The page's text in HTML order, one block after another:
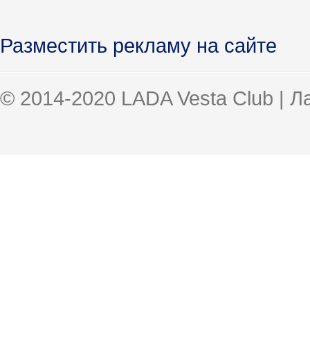
Разместить рекламу на сайте
© 2014-2020 LADA Vesta Club |